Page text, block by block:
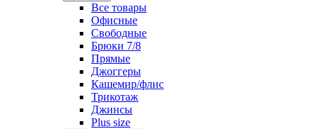
Все товары
Офисные
Свободные
Брюки 7/8
Прямые
Джоггеры
Кашемир/флис
Трикотаж
Джинсы
Plus size